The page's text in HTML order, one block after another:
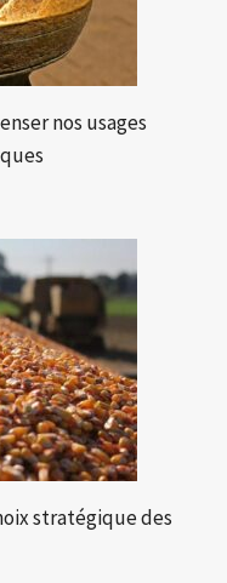
nos usages
stratégique des